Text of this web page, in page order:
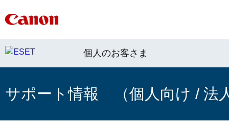
個人のお客さま
サポート情報 （個人向け / 法